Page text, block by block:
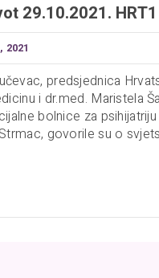
29.10.2021. HRT1
predsjednica
i dr.med. Maristela
bolnice za
govorile su o